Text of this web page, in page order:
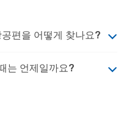
편을 어떻게 찾나요?
는 언제일까요?